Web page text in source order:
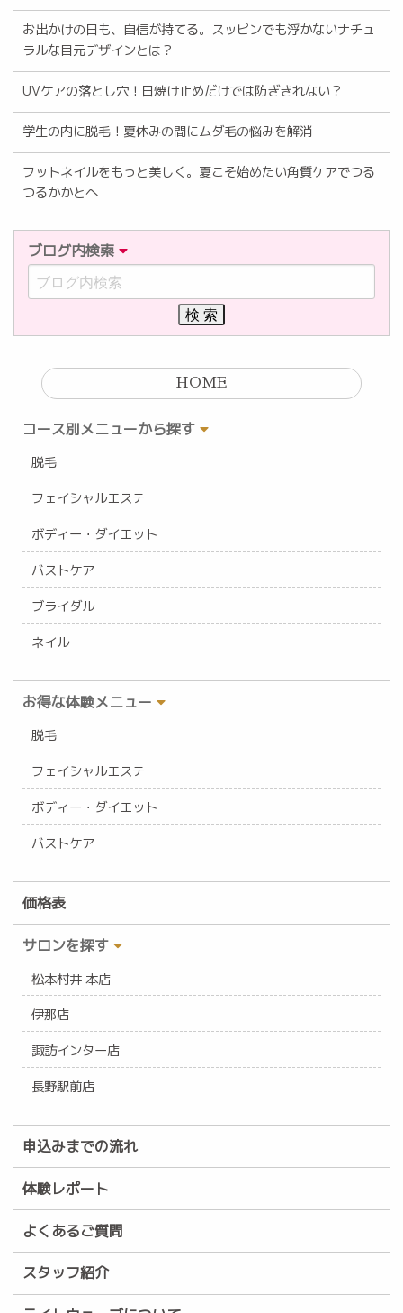
お出かけの日も、自信が持てる。スッピンでも浮かないナチュ
ラルな目元デザインとは？
UVケアの落とし穴！日焼け止めだけでは防ぎきれない？
学生の内に脱毛！夏休みの間にムダ毛の悩みを解消
フットネイルをもっと美しく。夏こそ始めたい角質ケアでつる
つるかかとへ
ブログ内検索
HOME
コース別メニューから探す
脱毛
フェイシャルエステ
ボディー・ダイエット
バストケア
ブライダル
ネイル
お得な体験メニュー
脱毛
フェイシャルエステ
ボディー・ダイエット
バストケア
価格表
サロンを探す
松本村井 本店
伊那店
諏訪インター店
長野駅前店
申込みまでの流れ
体験レポート
よくあるご質問
スタッフ紹介